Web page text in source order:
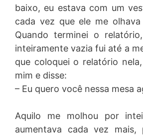
baixo, eu estava com um
cada vez que ele me
Quando terminei o
inteiramente vazia fui até a
que coloquei o relatório
mim e disse:
– Eu quero você nessa mesa
Aquilo me molhou por
aumentava cada vez